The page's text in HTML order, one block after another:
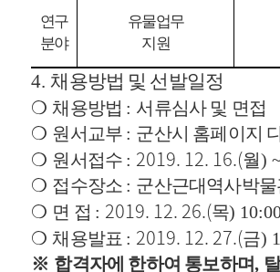
연구
분야
유물업무
지원
4.채용방법 및 선발일정
❍채용방법 : 서류심사 및 면접
❍ 원서교부 : 군산시 홈페이지
❍ 원서접수 : 2019. 12. 16.(월)
❍ 접수장소 : 군산근대역사박물
❍ 면 접 : 2019. 12. 26.(목)
❍채용발표 : 2019. 12. 27.(금)
※ 합격자에 한하여 통보하며,